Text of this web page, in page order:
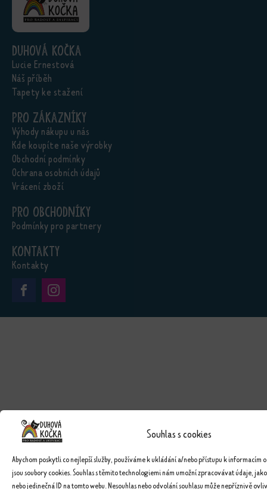
Souhlas s cookies
Abychom poskytli co nejlepší služby, používáme k ukládání a/nebo přístupu k informacím
jsou soubory cookies. Souhlas s těmito technologiemi nám umožní zpracovávat údaje,
nebo jedinečná ID na tomto webu. Nesouhlas nebo odvolání souhlasu může nepříznivě
Duhová kočka
Lucie Ernestová
Náš příběh
Tapety ke stažení
Pro zákazníky
Výhody nákupu u nás
Kde koupíte naše výrobky
Obchodní podmínky
Ochrana osobních údajů
Vrácení zboží
Pro obchodníky
Podmínky pro partnery
Kontakty
Kontakty